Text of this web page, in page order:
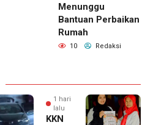
Menunggu
Bantuan Perbaikan
Rumah
10 Redaksi
1 hari
lalu
KKN